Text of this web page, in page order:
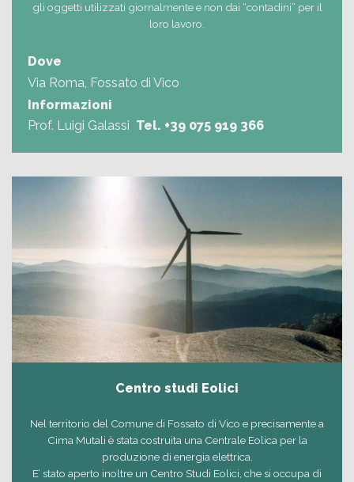
gli oggetti utilizzati giornalmente e non dai “contadini” per il
loro lavoro.
Dove
Via Roma, Fossato di Vico
Informazioni
Prof. Luigi Galassi Tel. +39 075 919 366
Centro studi Eolici
Nel territorio del Comune di Fossato di Vico e precisamente a
Cima Mutali è stata costruita una Centrale Eolica per la
produzione di energia elettrica.
E’ stato aperto inoltre un Centro Studi Eolici, che si occupa di